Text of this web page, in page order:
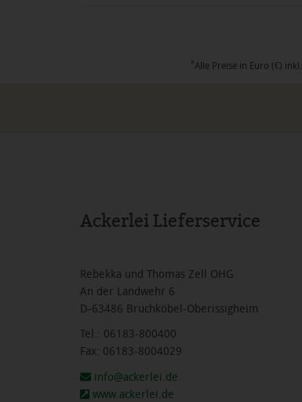
*Alle Preise in Euro (€)
Ackerlei Lieferservice
Rebekka und Thomas Zell OHG
An der Landwehr 6
D-63486 Bruchköbel-Oberissigheim
Tel.: 06183-800400
Fax: 06183-8004029
info@ackerlei.de
www.ackerlei.de